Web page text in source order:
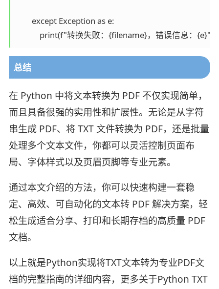
        except Exception as e:
总结
在 Python 中将文本转换为 PDF 不仅实现简单，
而且具备很强的实用性和扩展性。无论是从字符
串生成 PDF、将 TXT 文件转换为 PDF，还是批量
处理多个文本文件，你都可以灵活控制页面布
局、字体样式以及页眉页脚等专业元素。
通过本文介绍的方法，你可以快速构建一套稳
定、高效、可自动化的文本转 PDF 解决方案，轻
松生成适合分享、打印和长期存档的高质量 PDF
文档。
以上就是Python实现将TXT文本转为专业PDF文
档的完整指南的详细内容，更多关于Python TXT